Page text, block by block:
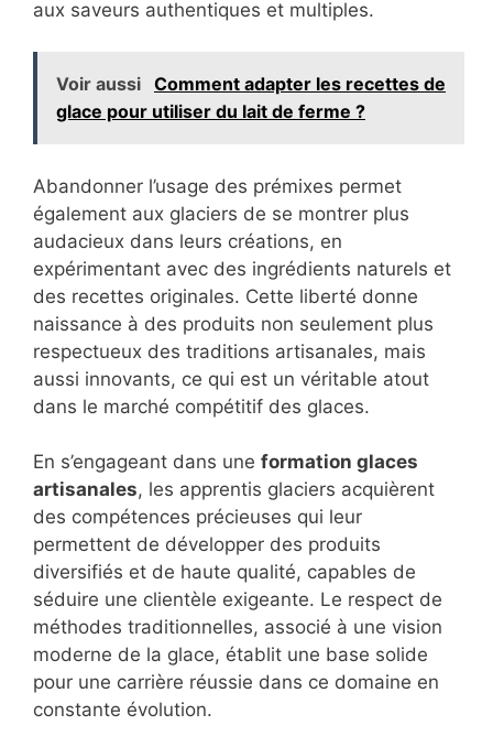
aux saveurs authentiques et multiples.
Voir aussi Comment adapter les recettes de
glace pour utiliser du lait de ferme ?
Abandonner l’usage des prémixes permet
également aux glaciers de se montrer plus
audacieux dans leurs créations, en
expérimentant avec des ingrédients naturels et
des recettes originales. Cette liberté donne
naissance à des produits non seulement plus
respectueux des traditions artisanales, mais
aussi innovants, ce qui est un véritable atout
dans le marché compétitif des glaces.
En s’engageant dans une formation glaces
artisanales, les apprentis glaciers acquièrent
des compétences précieuses qui leur
permettent de développer des produits
diversifiés et de haute qualité, capables de
séduire une clientèle exigeante. Le respect de
méthodes traditionnelles, associé à une vision
moderne de la glace, établit une base solide
pour une carrière réussie dans ce domaine en
constante évolution.